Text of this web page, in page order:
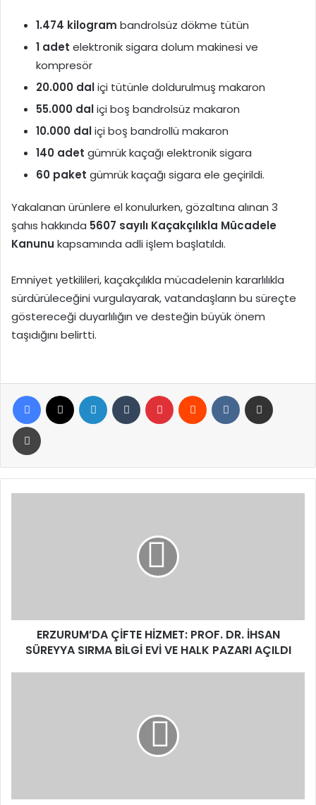
1.474 kilogram bandrolsüz dökme tütün
1 adet elektronik sigara dolum makinesi ve
kompresör
20.000 daliçi tütünle doldurulmuş makaron
55.000 daliçi boş bandrolsüz makaron
10.000 daliçi boş bandrollü makaron
140 adet gümrük kaçağı elektronik sigara
60 paket gümrük kaçağı sigara ele geçirildi.
Yakalanan ürünlere el konulurken, gözaltına alınan 3
şahıs hakkında 5607 sayılı Kaçakçılıkla Mücadele
Kanunu kapsamında adli işlem başlatıldı.
Emniyet yetkilileri, kaçakçılıkla mücadelenin kararlılıkla
sürdürüleceğini vurgulayarak, vatandaşların bu süreçte
göstereceği duyarlılığın ve desteğin büyük önem
taşıdığını belirtti.
Facebook LinkedIn Tumblr Pinterest Reddit VKontakte
Yazdır
BİLGİ
ERZURUM’DA ÇİFTE HİZMET: PROF. DR. İHSAN
SÜREYYA SIRMA BİLGİ EVİ VE HALK PAZARI AÇILDI